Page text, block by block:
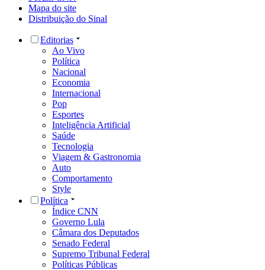
Mapa do site
Distribuição do Sinal
Editorias
Ao Vivo
Política
Nacional
Economia
Internacional
Pop
Esportes
Inteligência Artificial
Saúde
Tecnologia
Viagem & Gastronomia
Auto
Comportamento
Style
Política
Índice CNN
Governo Lula
Câmara dos Deputados
Senado Federal
Supremo Tribunal Federal
Políticas Públicas